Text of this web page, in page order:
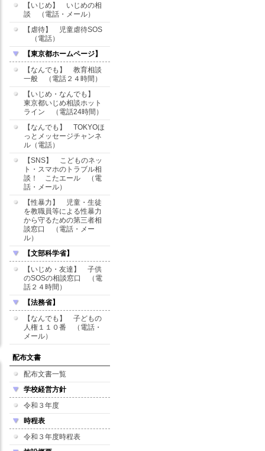
【いじめ】 いじめの相
談 （電話・メール）
【虐待】 児童虐待SOS
（電話）
【東京都ホームページ】
【なんでも】 教育相談
一般 （電話２４時間）
【いじめ・なんでも】
東京都いじめ相談ホット
ライン （電話24時間）
【なんでも】 TOKYOほ
っとメッセージチャンネ
ル（電話）
【SNS】 こどものネッ
ト・スマホのトラブル相
談！ こたエール （電
話・メール）
【性暴力】 児童・生徒
を教職員等による性暴力
から守るための第三者相
談窓口 （電話・メー
ル）
【文部科学省】
【いじめ・友達】 子供
のSOSの相談窓口 （電
話２４時間）
【法務省】
【なんでも】 子どもの
人権１１０番 （電話・
メール）
配布文書
配布文書一覧
学校経営方針
令和３年度
時程表
令和３年度時程表